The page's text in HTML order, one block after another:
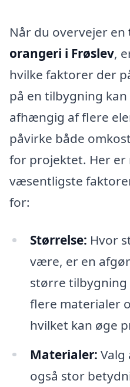
Når du overvejer en
orangeri i Frøslev,
hvilke faktorer der
på en tilbygning
afhængig af flere
påvirke både
for projektet. Her er
væsentligste
for:
Størrelse: Hvor
være, er en
større
flere materialer
hvilket kan øge
Materialer:
også stor